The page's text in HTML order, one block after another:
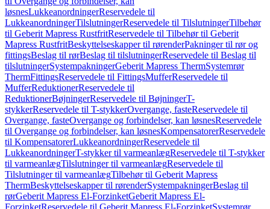
løsnesLukkeanordningerReservedele til
LukkeanordningerTilslutningerReservedele til TilslutningerTilbehør
til Geberit Mapress RustfritReservedele til Tilbehør til Geberit
Mapress RustfritBeskyttelseskapper til rørenderPakninger til rør og
fittingsBeslag til rørBeslag til tilslutningerReservedele til Beslag til
tilslutningerSystempakningerGeberit Mapress ThermSystemrør
ThermFittingsReservedele til FittingsMufferReservedele til
MufferReduktionerReservedele til
ReduktionerBøjningerReservedele til BøjningerT-
stykkerReservedele til T-stykkerOvergange, fasteReservedele til
Overgange, fasteOvergange og forbindelser, kan løsnesReservedele
til Overgange og forbindelser, kan løsnesKompensatorerReservedele
til KompensatorerLukkeanordningerReservedele til
LukkeanordningerT-stykker til varmeanlægReservedele til T-stykker
til varmeanlægTilslutninger til varmeanlægReservedele til
Tilslutninger til varmeanlægTilbehør til Geberit Mapress
ThermBeskyttelseskapper til rørenderSystempakningerBeslag til
rørGeberit Mapress El-ForzinketGeberit Mapress El-
ForzinketReservedele til Geberit Mapress El-ForzinketSystemrør